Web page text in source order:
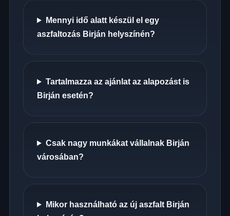
Mennyi idő alatt készül el egy
aszfaltozás Birján helyszínén?
Tartalmazza az ajánlat az alapozást is
Birján esetén?
Csak nagy munkákat vállalnak Birján
városában?
Mikor használható az új aszfalt Birján